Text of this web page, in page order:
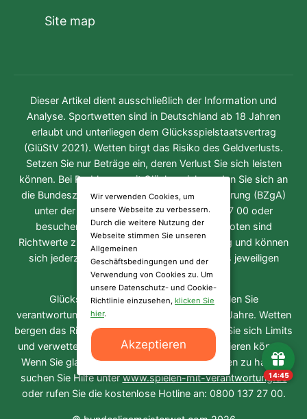
Site map
Dieser Artikel dient ausschließlich der Information und
Analyse. Sportwetten sind in Deutschland ab 18 Jahren
erlaubt und unterliegen dem Glücksspielstaatsvertrag
(GlüStV 2021). Wetten birgt das Risiko des Geldverlusts.
Setzen Sie nur Beträge ein, deren Verlust Sie sich leisten
können. Bei Problemen mit Glücksspiel wenden Sie sich an
die Bundeszentrale für gesundheitliche Aufklärung (BZgA)
unter der kostenfreien Hotline 0800 1 37 27 00 oder
besuchen Siecheck-dein-spiel.de . Alle Quoten sind
Richtwerte zum Zeitpunkt der Veröffentlichung und können
sich jederzeit ändern. Es gelten die AGB des jeweiligen
Wettanbieters.
Glücksspiel kann süchtig machen. Spielen Sie
verantwortungsvoll. Nur für Personen über 18 Jahre. Wetten
bergen das Risiko finanzieller Verluste. Setzen Sie sich Limits
und verwetten Sie kein Geld, das Sie nicht verlieren können.
Wenn Sie glauben, ein Problem mit dem Spielen zu haben,
suchen Sie Hilfe unterwww.spielen-mit-verantwortung.de
oder rufen Sie die kostenlose Hotline an: 0800 137 27 00.
Wir verwenden Cookies, um
unsere Webseite zu verbessern.
Durch die weitere Nutzung der
Webseite stimmen Sie unseren
Allgemeinen
Geschäftsbedingungen und der
Verwendung von Cookies zu. Um
unsere Datenschutz- und Cookie-
Richtlinie einzusehen, klicken Sie
hier.
Akzeptieren
14:45